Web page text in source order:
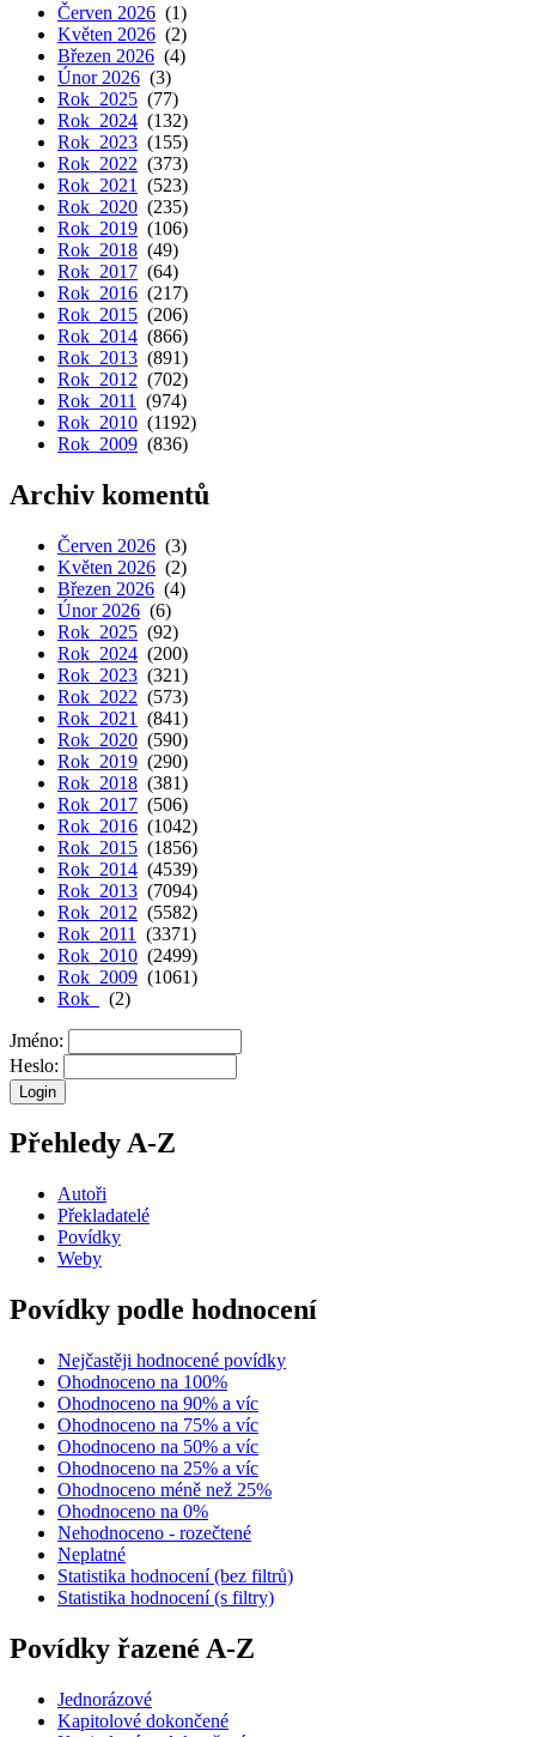
Červen 2026 (1)
Květen 2026 (2)
Březen 2026 (4)
Únor 2026 (3)
Rok 2025 (77)
Rok 2024 (132)
Rok 2023 (155)
Rok 2022 (373)
Rok 2021
(523)
Rok 2020 (235)
Rok 2019 (106)
Rok 2018 (49)
Rok 2017 (64)
Rok 2016 (217)
Rok 2015 (206)
Rok 2014 (866)
Rok 2013 (891)
Rok 2012 (702)
Rok 2011
(974)
Rok 2010 (1192)
Rok 2009 (836)
Archiv komentů
Červen 2026 (3)
Květen 2026 (2)
Březen 2026 (4)
Únor 2026 (6)
Rok 2025 (92)
Rok 2024 (200)
Rok 2023 (321)
Rok 2022 (573)
Rok 2021
(841)
Rok 2020 (590)
Rok 2019 (290)
Rok 2018 (381)
Rok 2017 (506)
Rok 2016 (1042)
Rok 2015 (1856)
Rok 2014 (4539)
Rok 2013 (7094)
Rok 2012 (5582)
Rok 2011
(3371)
Rok 2010 (2499)
Rok 2009 (1061)
Rok
(2)
Jméno:
Heslo:
Přehledy A-Z
Autoři
Překladatelé
Povídky
Weby
Povídky podle hodnocení
Nejčastěji hodnocené povídky
Ohodnoceno na 100%
Ohodnoceno na 90% a víc
Ohodnoceno na 75% a víc
Ohodnoceno na 50% a víc
Ohodnoceno na 25% a víc
Ohodnoceno méně než 25%
Ohodnoceno na 0%
Nehodnoceno - rozečtené
Neplatné
Statistika hodnocení (bez filtrů)
Statistika hodnocení (s filtry)
Povídky řazené A-Z
Jednorázové
Kapitolové dokončené